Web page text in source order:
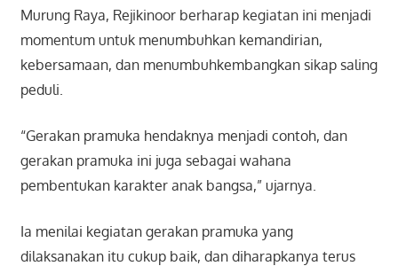
Murung Raya, Rejikinoor berharap kegiatan ini menjadi
momentum untuk menumbuhkan kemandirian,
kebersamaan, dan menumbuhkembangkan sikap saling
peduli.
“Gerakan pramuka hendaknya menjadi contoh, dan
gerakan pramuka ini juga sebagai wahana
pembentukan karakter anak bangsa,” ujarnya.
Ia menilai kegiatan gerakan pramuka yang
dilaksanakan itu cukup baik, dan diharapkanya terus